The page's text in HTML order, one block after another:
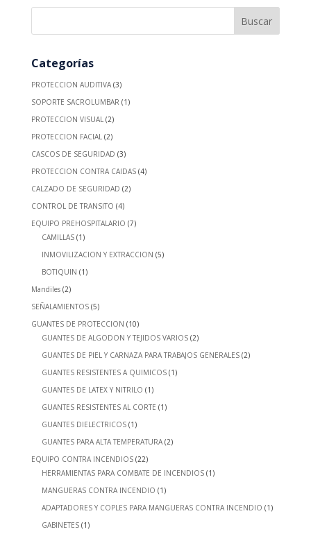
Categorías
PROTECCION AUDITIVA (3)
SOPORTE SACROLUMBAR (1)
PROTECCION VISUAL (2)
PROTECCION FACIAL (2)
CASCOS DE SEGURIDAD (3)
PROTECCION CONTRA CAIDAS (4)
CALZADO DE SEGURIDAD (2)
CONTROL DE TRANSITO (4)
EQUIPO PREHOSPITALARIO (7)
CAMILLAS (1)
INMOVILIZACION Y EXTRACCION (5)
BOTIQUIN (1)
Mandiles (2)
SEÑALAMIENTOS (5)
GUANTES DE PROTECCION (10)
GUANTES DE ALGODON Y TEJIDOS VARIOS (2)
GUANTES DE PIEL Y CARNAZA PARA TRABAJOS GENERALES (2)
GUANTES RESISTENTES A QUIMICOS (1)
GUANTES DE LATEX Y NITRILO (1)
GUANTES RESISTENTES AL CORTE (1)
GUANTES DIELECTRICOS (1)
GUANTES PARA ALTA TEMPERATURA (2)
EQUIPO CONTRA INCENDIOS (22)
HERRAMIENTAS PARA COMBATE DE INCENDIOS (1)
MANGUERAS CONTRA INCENDIO (1)
ADAPTADORES Y COPLES PARA MANGUERAS CONTRA INCENDIO (1)
GABINETES (1)